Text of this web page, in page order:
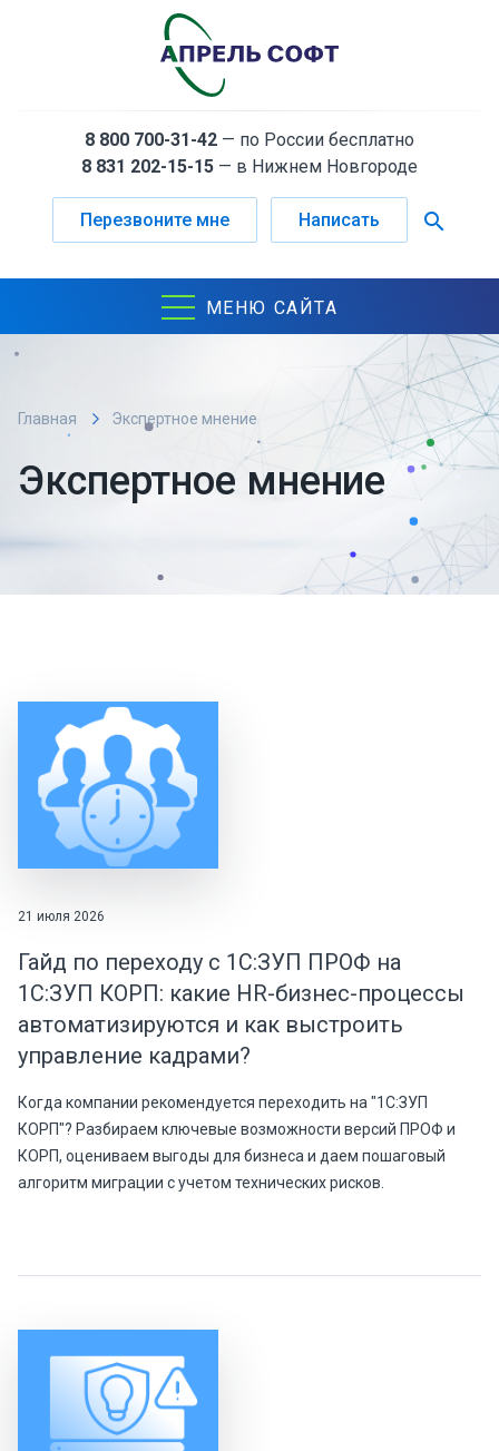
8 800 700-31-42 — по России бесплатно
8 831 202-15-15 — в Нижнем Новгороде
Перезвоните мне Написать search
МЕНЮ САЙТА
Главная Экспертное мнение
Экспертное мнение
21 июля 2026
Гайд по переходу с 1С:ЗУП ПРОФ на
1С:ЗУП КОРП: какие HR-бизнес-процессы
автоматизируются и как выстроить
управление кадрами?
Когда компании рекомендуется переходить на "1С:ЗУП
КОРП"? Разбираем ключевые возможности версий ПРОФ и
КОРП, оцениваем выгоды для бизнеса и даем пошаговый
алгоритм миграции с учетом технических рисков.